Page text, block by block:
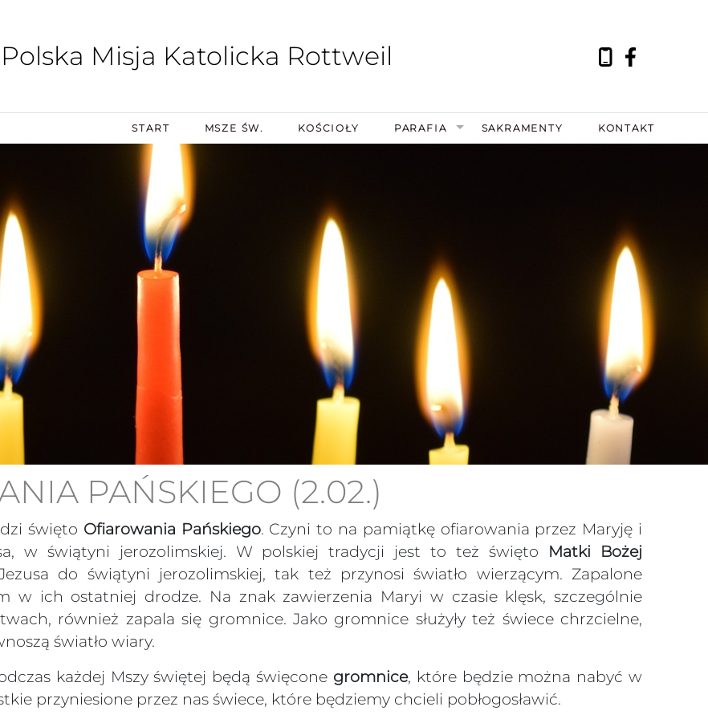
Polska Misja Katolicka Rottweil
START MSZE ŚW. KOŚCIOŁY PARAFIA SAKRAMENTY KONTAKT
PAŃSKIEGO (2.02.)
święto Ofiarowania Pańskiego. Czyni to na pamiątkę ofiarowania przez Maryję i
w świątyni jerozolimskiej. W polskiej tradycji jest to też święto Matki Bożej
do świątyni jerozolimskiej, tak też przynosi światło wierzącym. Zapalone
w ich ostatniej drodze. Na znak zawierzenia Maryi w czasie klęsk, szczególnie
również zapala się gromnice. Jako gromnice służyły też świece chrzcielne,
światło wiary.
każdej Mszy świętej będą święcone gromnice, które będzie można nabyć w
przyniesione przez nas świece, które będziemy chcieli pobłogosławić.